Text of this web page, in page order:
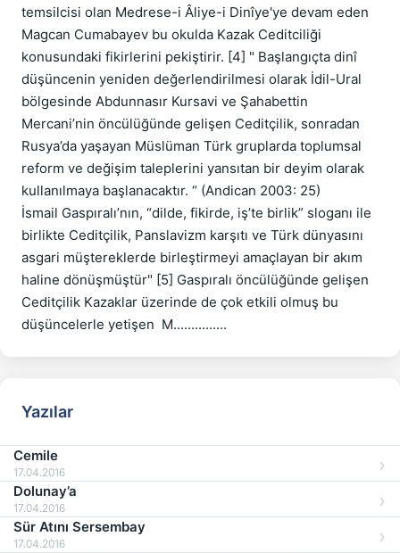
temsilcisi olan Medrese-i Âliye-i Dinîye'ye devam eden
Magcan Cumabayev bu okulda Kazak Ceditciliği
konusundaki fikirlerini pekiştirir. [4] " Başlangıçta dinî
düşüncenin yeniden değerlendirilmesi olarak İdil-Ural
bölgesinde Abdunnasır Kursavi ve Şahabettin
Mercani’nin öncülüğünde gelişen Ceditçilik, sonradan
Rusya’da yaşayan Müslüman Türk gruplarda toplumsal
reform ve değişim taleplerini yansıtan bir deyim olarak
kullanılmaya başlanacaktır. “ (Andican 2003: 25)
İsmail Gaspıralı’nın, “dilde, fikirde, iş’te birlik” sloganı ile
birlikte Ceditçilik, Panslavizm karşıtı ve Türk dünyasını
asgari müştereklerde birleştirmeyi amaçlayan bir akım
haline dönüşmüştür" [5] Gaspıralı öncülüğünde gelişen
Ceditçilik Kazaklar üzerinde de çok etkili olmuş bu
Yazılar
Cemile
17.04.2016
Dolunay’a
17.04.2016
Sür Atını Sersembay
17.04.2016